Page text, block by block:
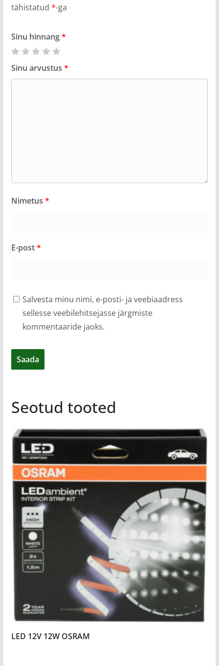
tähistatud *-ga
Sinu hinnang*
Sinu arvustus *
Nimetus *
E-post*
Salvesta minu nimi, e-posti- ja veebiaadress
sellesse veebilehitsejasse järgmiste
kommentaaride jaoks.
Seotud tooted
LED 12V 12W OSRAM